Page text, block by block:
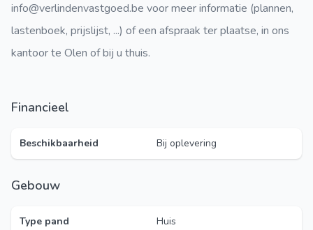
info@verlindenvastgoed.be voor meer informatie (plannen,
lastenboek, prijslijst, ...) of een afspraak ter plaatse, in ons
kantoor te Olen of bij u thuis.
Financieel
Beschikbaarheid Bij oplevering
Gebouw
Type pand
Huis